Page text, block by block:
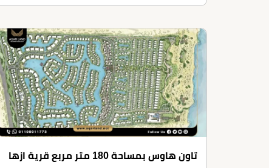
تاون هاوس بمساحة 180 متر مربع قرية ازها